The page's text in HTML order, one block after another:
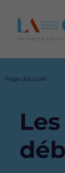
Fil
Page d'accueil